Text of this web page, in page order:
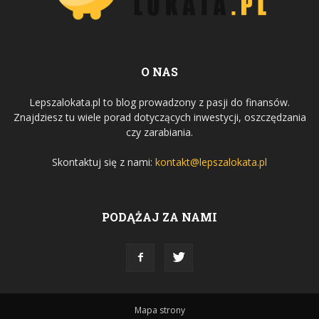
O NAS
Lepszalokata.pl to blog prowadzony z pasji do finansów.
Znajdziesz tu wiele porad dotyczących inwestycji, oszczędzania
czy zarabiania.
Skontaktuj się z nami: kontakt@lepszalokata.pl
PODĄŻAJ ZA NAMI
Mapa strony